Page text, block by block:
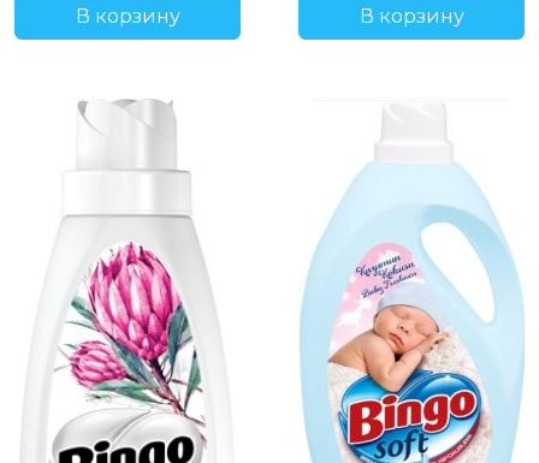
В корзину В корзину